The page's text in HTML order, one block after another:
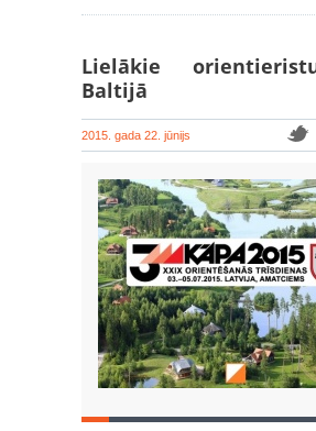
Lielākie
Baltijā
2015. gada 22. jūnijs